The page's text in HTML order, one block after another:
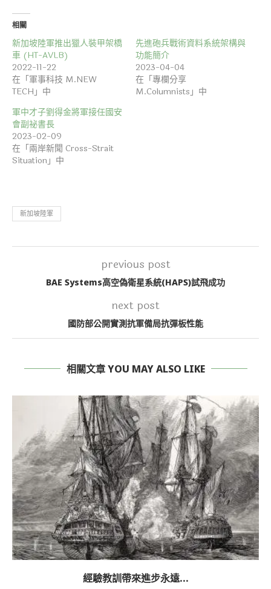
相關
新加坡陸軍推出獵人裝甲架橋
車 (HT-AVLB)
2022-11-22
在「軍事科技 M.NEW
TECH」中
先進砲兵戰術資料系統架構與
功能簡介
2023-04-04
在「專欄分享
M.Columnists」中
軍中才子劉得金將軍接任國安
會副祕書長
2023-02-09
在「兩岸新聞 Cross-Strait
Situation」中
新加坡陸軍
previous post
BAE Systems高空偽衛星系統(HAPS)試飛成功
next post
國防部公開實測抗軍備局抗彈板性能
相關文章 YOU MAY ALSO LIKE
經驗教訓帶來進步永遠...